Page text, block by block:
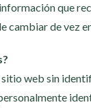
que
de vez
web sin